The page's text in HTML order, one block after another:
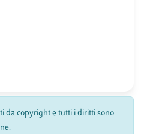
da copyright e tutti i diritti sono